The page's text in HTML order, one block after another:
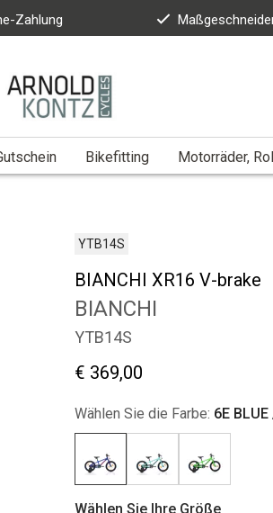
Zahlung
Bikefitting Motorräder,
YTB14S
BIANCHI XR16 V-brake
BIANCHI
YTB14S
€ 369,00
Wählen Sie die Farbe: 6E BLUE
Wählen Sie Ihre Größe